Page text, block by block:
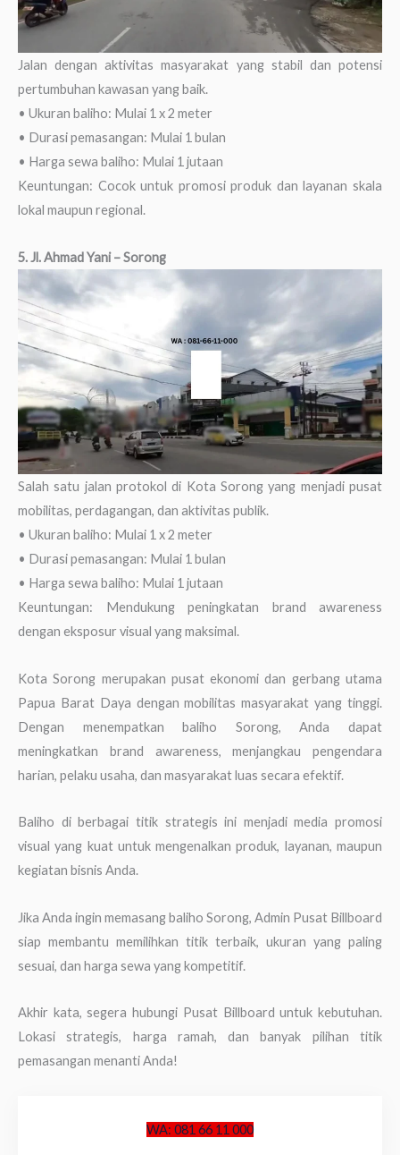
Jalan dengan aktivitas masyarakat yang stabil dan potensi
pertumbuhan kawasan yang baik.
• Ukuran baliho: Mulai 1 x 2 meter
• Durasi pemasangan: Mulai 1 bulan
• Harga sewa baliho: Mulai 1 jutaan
Keuntungan: Cocok untuk promosi produk dan layanan skala
lokal maupun regional.
5. Jl. Ahmad Yani – Sorong
Salah satu jalan protokol di Kota Sorong yang menjadi pusat
mobilitas, perdagangan, dan aktivitas publik.
• Ukuran baliho: Mulai 1 x 2 meter
• Durasi pemasangan: Mulai 1 bulan
• Harga sewa baliho: Mulai 1 jutaan
Keuntungan: Mendukung peningkatan brand awareness
dengan eksposur visual yang maksimal.
Kota Sorong merupakan pusat ekonomi dan gerbang utama
Papua Barat Daya dengan mobilitas masyarakat yang tinggi.
Dengan menempatkan baliho Sorong, Anda dapat
meningkatkan brand awareness, menjangkau pengendara
harian, pelaku usaha, dan masyarakat luas secara efektif.
Baliho di berbagai titik strategis ini menjadi media promosi
visual yang kuat untuk mengenalkan produk, layanan, maupun
kegiatan bisnis Anda.
Jika Anda ingin memasang baliho Sorong, Admin Pusat Billboard
siap membantu memilihkan titik terbaik, ukuran yang paling
sesuai, dan harga sewa yang kompetitif.
Akhir kata, segera hubungi Pusat Billboard untuk kebutuhan.
Lokasi strategis, harga ramah, dan banyak pilihan titik
pemasangan menanti Anda!
WA: 081 66 11 000